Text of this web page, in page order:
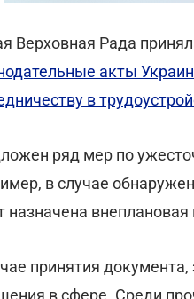
Верховная Рада
акты
в
ряд мер по
в случае
назначена внеплановая
принятия
в сфере. Среди